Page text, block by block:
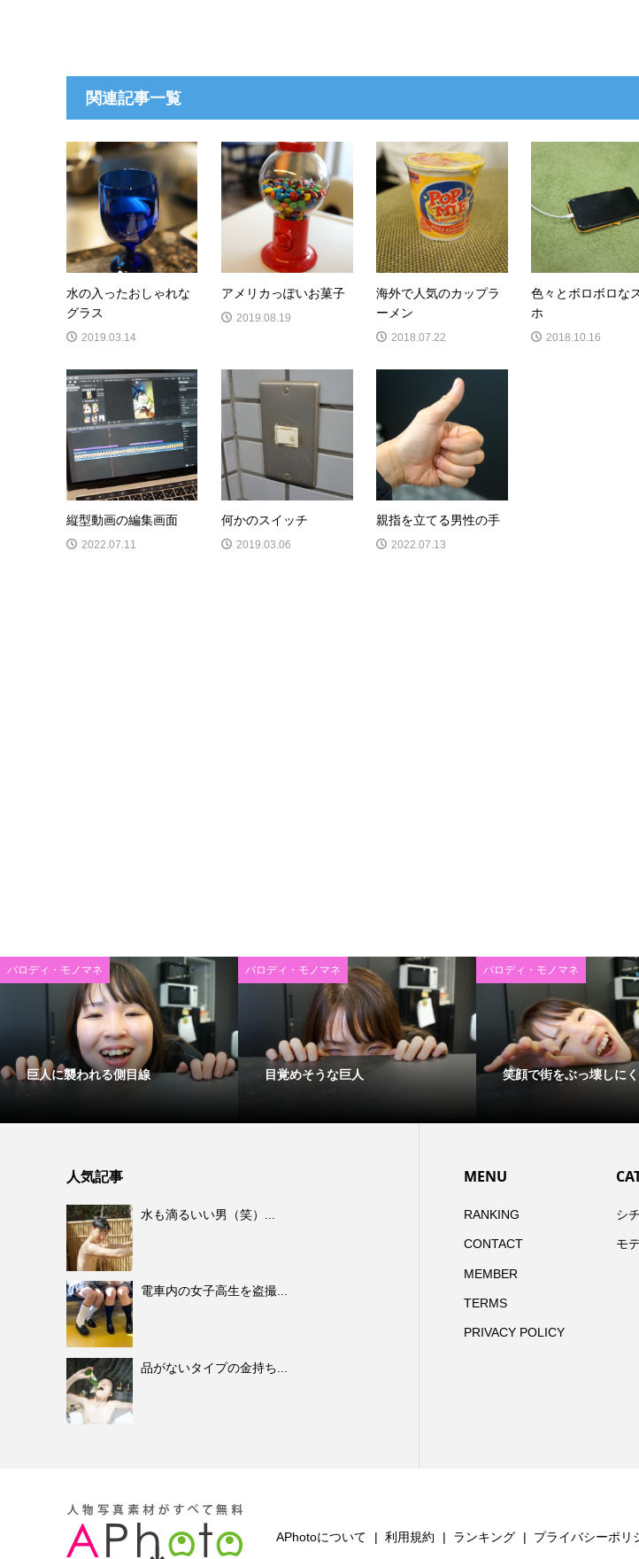
関連記事一覧
水の入ったおしゃれな
グラス
2019.03.14
アメリカっぽいお菓子
2019.08.19
海外で人気のカップラ
ーメン
2018.07.22
色々とボロボロな
ホ
2018.10.16
縦型動画の編集画面
2022.07.11
何かのスイッチ
2019.03.06
親指を立てる男性の手
2022.07.13
パロディ・モノマネ
巨人に襲われる側目線
パロディ・モノマネ
目覚めそうな巨人
パロディ・モノマネ
笑顔で街をぶっ壊しに
人気記事
水も滴るいい男（笑）...
電車内の女子高生を盗撮...
品がないタイプの金持ち...
MENU
RANKING
CONTACT
MEMBER
TERMS
PRIVACY POLICY
シ
モ
APhotoについて 利用規約 ランキング プライバシーポリ